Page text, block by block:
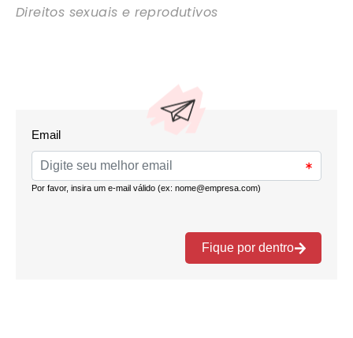
Direitos sexuais e reprodutivos